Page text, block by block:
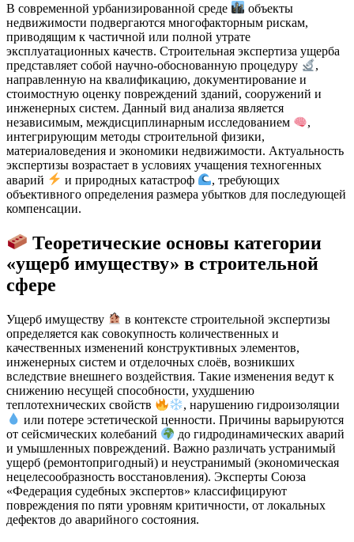
В современной урбанизированной среде
объекты
недвижимости подвергаются многофакторным рискам,
приводящим к частичной или полной утрате
эксплуатационных качеств. Строительная экспертиза ущерба
представляет собой научно-обоснованную процедуру
,
направленную на квалификацию, документирование и
стоимостную оценку повреждений зданий, сооружений и
инженерных систем. Данный вид анализа является
независимым, междисциплинарным исследованием
,
интегрирующим методы строительной физики,
материаловедения и экономики недвижимости. Актуальность
экспертизы возрастает в условиях учащения техногенных
аварий
и природных катастроф
, требующих
объективного определения размера убытков для последующей
компенсации.
Теоретические основы категории
«ущерб имуществу» в строительной
сфере
Ущерб имуществу
в контексте строительной экспертизы
определяется как совокупность количественных и
качественных изменений конструктивных элементов,
инженерных систем и отделочных слоёв, возникших
вследствие внешнего воздействия. Такие изменения ведут к
снижению несущей способности, ухудшению
теплотехнических свойств
, нарушению гидроизоляции
или потере эстетической ценности. Причины варьируются
от сейсмических колебаний
до гидродинамических аварий
и умышленных повреждений. Важно различать устранимый
ущерб (ремонтопригодный) и неустранимый (экономическая
нецелесообразность восстановления). Эксперты Союза
«Федерация судебных экспертов» классифицируют
повреждения по пяти уровням критичности, от локальных
дефектов до аварийного состояния.